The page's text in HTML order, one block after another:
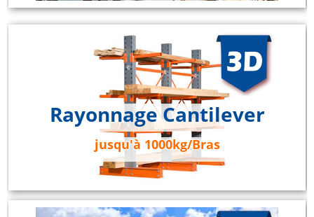
Rayonnage Cantilever
jusqu'à 1000kg/Bras